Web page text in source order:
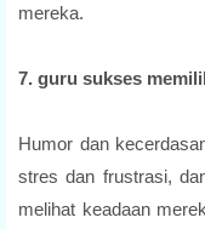
mereka.
7. guru sukses
Humor dan
stres dan frustrasi,
melihat keadaan